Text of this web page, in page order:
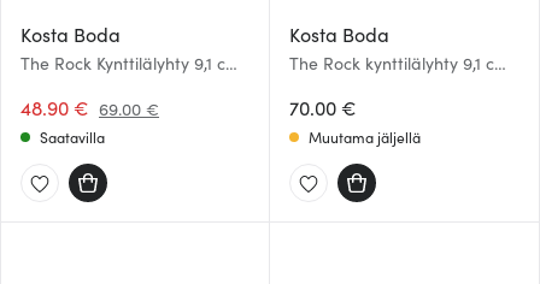
Kosta Boda
The Rock Kynttilälyhty 9,1 cm
48.90 € 69.00 €
Saatavilla
Kosta Boda
The Rock kynttilälyhty 9,1 cm
70.00 €
Muutama jäljellä